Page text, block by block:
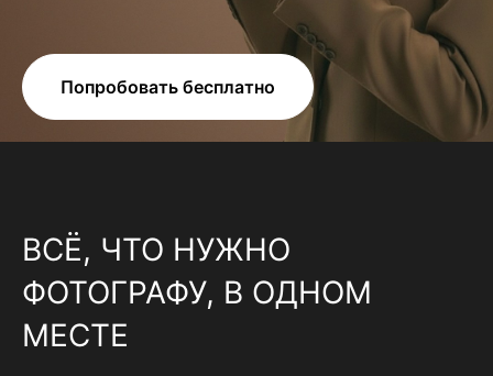
Попробовать бесплатно
ВСЁ, ЧТО НУЖНО
ФОТОГРАФУ, В ОДНОМ
МЕСТЕ